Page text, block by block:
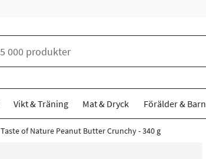
Vikt & Träning Mat & Dryck Förälder & Barn
Taste of Nature Peanut Butter Crunchy - 340 g